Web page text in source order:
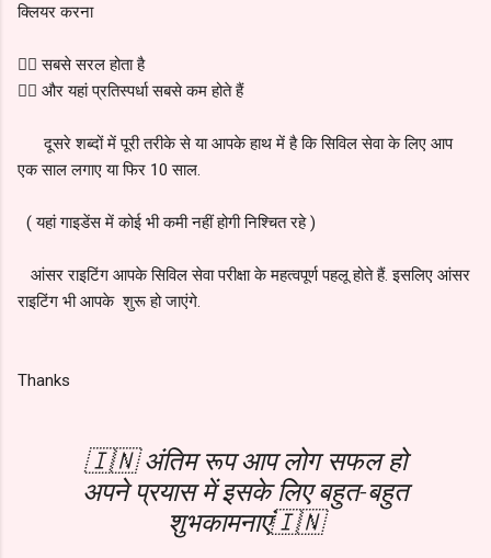
क्लियर करना
👉🏻 सबसे सरल होता है
👉🏻 और यहां प्रतिस्पर्धा सबसे कम होते हैं
दूसरे शब्दों में पूरी तरीके से या आपके हाथ में है कि सिविल सेवा के लिए आप
एक साल लगाए या फिर 10 साल.
( यहां गाइडेंस में कोई भी कमी नहीं होगी निश्चित रहे )
आंसर राइटिंग आपके सिविल सेवा परीक्षा के महत्वपूर्ण पहलू होते हैं. इसलिए आंसर
राइटिंग भी आपके शुरू हो जाएंगे.
Thanks
🇮🇳 अंतिम रूप आप लोग सफल हो
अपने प्रयास में इसके लिए बहुत-बहुत
शुभकामनाएं🇮🇳